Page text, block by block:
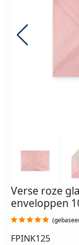
Verse roze
enveloppen
FPINK125